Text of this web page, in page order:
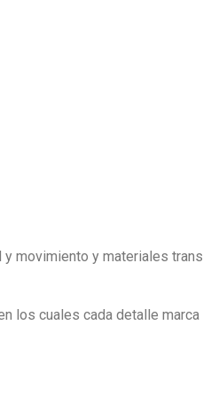
y materiales
los cuales cada detalle